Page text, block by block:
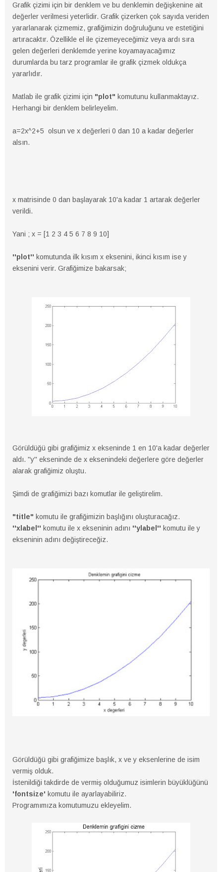
Grafik çizimi için bir denklem ve bu denklemin değişkenine ait
değerler verilmesi yeterlidir. Grafik çizerken çok sayıda veriden
yararlanarak çizmemiz, grafiğimizin doğruluğunu ve estetiğini
artıracaktır. Özellikle el ile çizemeyeceğimiz veya ardı sıra
gelen değerleri denklemde yerine koyamayacağımız
durumlarda bu tarz programlar ile grafik çizmek oldukça
yararlıdır.
Matlab ile grafik çizimi için "plot" komutunu kullanmaktayız.
Herhangi bir denklem belirleyelim.
a=2x^2+5 olsun ve x değerleri 0 dan 10 a kadar değerler
alsın.
x matrisinde 0 dan başlayarak 10'a kadar 1 artarak değerler
verildi.
Yani ; x = [1 2 3 4 5 6 7 8 9 10]
''plot'' komutunda ilk kısım x eksenini, ikinci kısım ise y
eksenini verir. Grafiğimize bakarsak;
Görüldüğü gibi grafiğimiz x ekseninde 1 en 10'a kadar değerler
aldı. ''y'' ekseninde de x eksenindeki değerlere göre değerler
alarak grafiğimiz oluştu.
Şimdi de grafiğimizi bazı komutlar ile geliştirelim.
"title" komutu ile grafiğimizin başlığını oluşturacağız.
''xlabel'' komutu ile x ekseninin adını ''ylabel'' komutu ile y
ekseninin adını değiştireceğiz.
Görüldüğü gibi grafiğimize başlık, x ve y eksenlerine de isim
vermiş olduk.
İstenildiği takdirde de vermiş olduğumuz isimlerin büyüklüğünü
'fontsize' komutu ile ayarlayabiliriz.
Programımıza komutumuzu ekleyelim.